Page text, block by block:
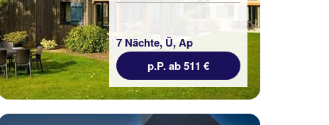
7 Nächte, Ü, Ap
p.P. ab 511 €